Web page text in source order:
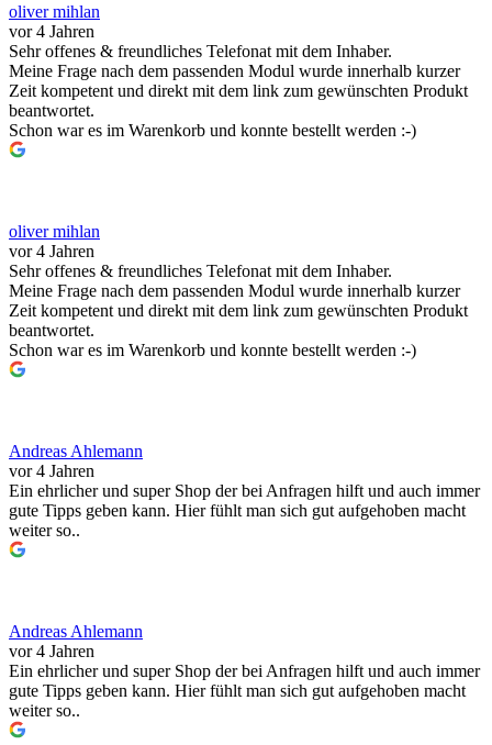
oliver mihlan
vor 4 Jahren
Sehr offenes & freundliches Telefonat mit dem Inhaber.
Meine Frage nach dem passenden Modul wurde innerhalb kurzer
Zeit kompetent und direkt mit dem link zum gewünschten Produkt
beantwortet.
Schon war es im Warenkorb und konnte bestellt werden :-)
oliver mihlan
vor 4 Jahren
Sehr offenes & freundliches Telefonat mit dem Inhaber.
Meine Frage nach dem passenden Modul wurde innerhalb kurzer
Zeit kompetent und direkt mit dem link zum gewünschten Produkt
beantwortet.
Schon war es im Warenkorb und konnte bestellt werden :-)
Andreas Ahlemann
vor 4 Jahren
Ein ehrlicher und super Shop der bei Anfragen hilft und auch immer
gute Tipps geben kann. Hier fühlt man sich gut aufgehoben macht
weiter so..
Andreas Ahlemann
vor 4 Jahren
Ein ehrlicher und super Shop der bei Anfragen hilft und auch immer
gute Tipps geben kann. Hier fühlt man sich gut aufgehoben macht
weiter so..